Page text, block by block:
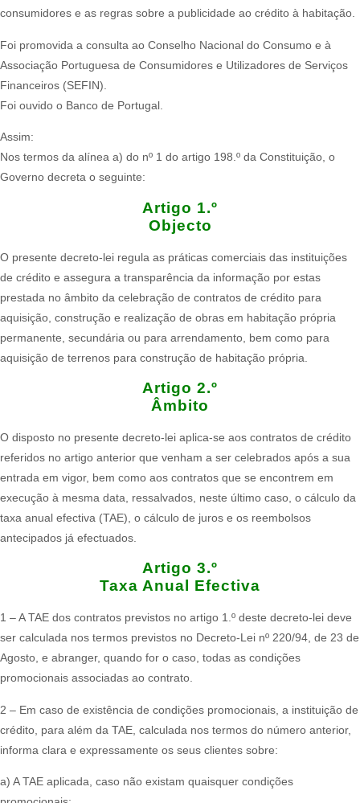
consumidores e as regras sobre a publicidade ao crédito à habitação.​
Foi promovida a consulta ao Conselho Nacional do Consumo e à
Associação Portuguesa de Consumidores e Utilizadores de Serviços
Financeiros (SEFIN).
Foi ouvido o Banco de Portugal.
Assim:
Nos termos da alínea a) do nº 1 do artigo 198.º da Constituição, o
Governo decreta o seguinte:
Artigo 1.º
Objecto
O presente decreto-lei regula as práticas comerciais das instituições
de crédito e assegura a transparência da informação por estas
prestada no âmbito da celebração de contratos de crédito para
aquisição, construção e realização de obras em habitação própria
permanente, secundária ou para arrendamento, bem como para
aquisição de terrenos para construção de habitação própria.​
Artigo 2.º
Âmbito
O disposto no presente decreto-lei aplica-se aos contratos de crédito
referidos no artigo anterior que venham a ser celebrados após a sua
entrada em vigor, bem como aos contratos que se encontrem em
execução à mesma data, ressalvados, neste último caso, o cálculo da
taxa anual efectiva (TAE), o cálculo de juros e os reembolsos
antecipados já efectuados.​
Artigo 3.º
Taxa Anual Efectiva​
1 – A TAE dos contratos previstos no artigo 1.º deste decreto-lei deve
ser calculada nos termos previstos no Decreto-Lei nº 220/94, de 23 de
Agosto, e abranger, quando for o caso, todas as condições
promocionais associadas ao contrato.
2 – Em caso de existência de condições promocionais, a instituição de
crédito, para além da TAE, calculada nos termos do número anterior,
informa clara e expressamente os seus clientes sobre:
a) A TAE aplicada, caso não existam quaisquer condições